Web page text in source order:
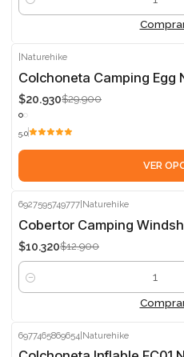
Cantidad
-30%
|Naturehike
Colchoneta Camping Egg
$20.930$29.900
5.0
VER
-20%
6927595749777|Naturehike
Cobertor Camping
$10.320$12.900
Cantidad
-20%
6977465869654|Naturehike